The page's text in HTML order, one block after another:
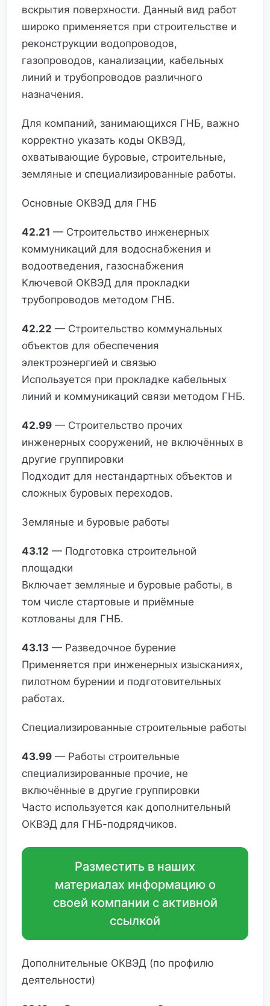
вскрытия поверхности. Данный вид работ
широко применяется при строительстве и
реконструкции водопроводов,
газопроводов, канализации, кабельных
линий и трубопроводов различного
назначения.
Для компаний, занимающихся ГНБ, важно
корректно указать коды ОКВЭД,
охватывающие буровые, строительные,
земляные и специализированные работы.
Основные ОКВЭД для ГНБ
42.21 — Строительство инженерных
коммуникаций для водоснабжения и
водоотведения, газоснабжения
Ключевой ОКВЭД для прокладки
трубопроводов методом ГНБ.
42.22 — Строительство коммунальных
объектов для обеспечения
электроэнергией и связью
Используется при прокладке кабельных
линий и коммуникаций связи методом ГНБ.
42.99 — Строительство прочих
инженерных сооружений, не включённых в
другие группировки
Подходит для нестандартных объектов и
сложных буровых переходов.
Земляные и буровые работы
43.12 — Подготовка строительной
площадки
Включает земляные и буровые работы, в
том числе стартовые и приёмные
котлованы для ГНБ.
43.13 — Разведочное бурение
Применяется при инженерных изысканиях,
пилотном бурении и подготовительных
работах.
Специализированные строительные работы
43.99 — Работы строительные
специализированные прочие, не
включённые в другие группировки
Часто используется как дополнительный
ОКВЭД для ГНБ-подрядчиков.
Разместить в наших
материалах информацию о
своей компании с активной
ссылкой
Дополнительные ОКВЭД (по профилю
деятельности)